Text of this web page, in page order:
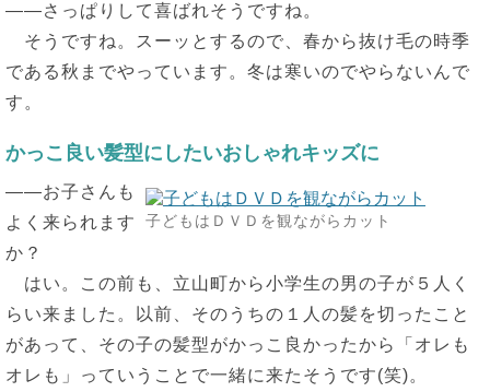
――さっぱりして喜ばれそうですね。
そうですね。スーッとするので、春から抜け毛の時季
である秋までやっています。冬は寒いのでやらないんで
す。
かっこ良い髪型にしたいおしゃれキッズに
子どもはＤＶＤを観ながらカット
――お子さんも
よく来られます
か？
はい。この前も、立山町から小学生の男の子が５人く
らい来ました。以前、そのうちの１人の髪を切ったこと
があって、その子の髪型がかっこ良かったから「オレも
オレも」っていうことで一緒に来たそうです(笑)。